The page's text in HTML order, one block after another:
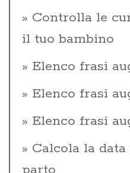
Controlla le
il tuo bambino
Elenco frasi
Elenco frasi
Elenco frasi
Calcola la